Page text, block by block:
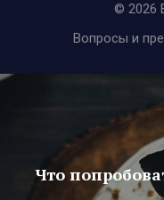
© 2026
Вопросы и
Что